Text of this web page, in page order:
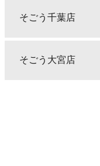
そごう千葉店
そごう大宮店